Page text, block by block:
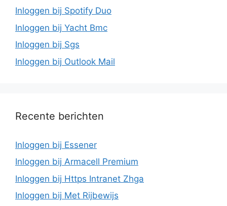
Inloggen bij Spotify Duo
Inloggen bij Yacht Bmc
Inloggen bij Sgs
Inloggen bij Outlook Mail
Recente berichten
Inloggen bij Essener
Inloggen bij Armacell Premium
Inloggen bij Https Intranet Zhga
Inloggen bij Met Rijbewijs